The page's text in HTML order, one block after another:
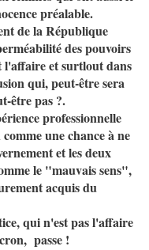
préalable.
de la République
des pouvoirs
l'affaire et surtlout dans
qui, peut-être sera
être pas ?.
professionnelle
une chance à ne
et les deux
le "mauvais sens",
acquis du
qui n'est pas l'affaire
passe !